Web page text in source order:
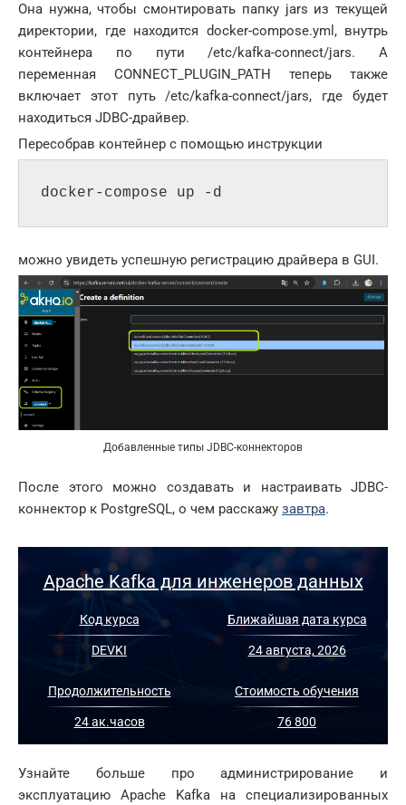
Она нужна, чтобы смонтировать папку jars из текущей
директории, где находится docker-compose.yml, внутрь
контейнера по пути /etc/kafka-connect/jars. А
переменная CONNECT_PLUGIN_PATH теперь также
включает этот путь /etc/kafka-connect/jars, где будет
находиться JDBC-драйвер.
Пересобрав контейнер с помощью инструкции
docker-compose up -d
можно увидеть успешную регистрацию драйвера в GUI.
Добавленные типы JDBC-коннекторов
После этого можно создавать и настраивать JDBC-
коннектор к PostgreSQL, о чем расскажу завтра.
Apache Kafka для инженеров данных
Код курса
DEVKI
Ближайшая дата курса
24 августа, 2026
Продолжительность
24 ак.часов
Стоимость обучения
76 800
Узнайте больше про администрирование и
эксплуатацию Apache Kafka на специализированных